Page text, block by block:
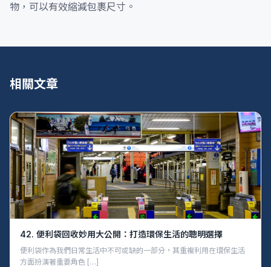
物，可以有效縮減包裹尺寸。
相關文章
42. 便利袋回收妙用大公開：打造環保生活的聰明選擇
便利袋作為我們日常生活中不可或缺的一部分，其重複利用在環保生活
方面扮演著重要角色 […]